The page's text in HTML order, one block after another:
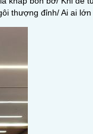
thượng đỉnh/ Ai ai lớn